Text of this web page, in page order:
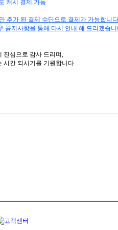
캐시 결제 가능
추가 된 결제 수단으로 결제가 가능합니
공지사항을 통해 다시 안내 해 드리겠습
진심으로 감사 드리며,
시간 되시기를 기원합니다.